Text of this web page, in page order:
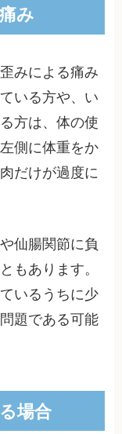
み
みによる痛み
いる方や、い
方は、体の使
側に体重をか
だけが過度に
仙腸関節に負
もあります。
いるうちに少
題である可能
場合